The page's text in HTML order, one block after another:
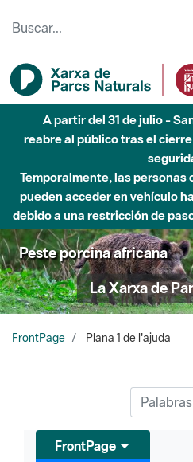
A partir del 31 de julio -
reabre al público tras el
Temporalmente, las personas
pueden acceder en vehículo
debido a una restricción de
Peste porcina africana
La Xarxa de
FrontPage Plana 1 de l'ajuda
FrontPage